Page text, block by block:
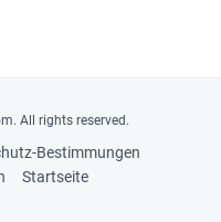
All rights reserved.
Bestimmungen
Startseite